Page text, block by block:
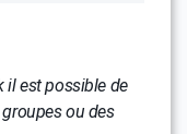
il est possible de
ou des